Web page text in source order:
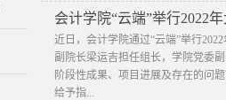
会计学院“云端”举行2022
近日，会计学院通过“云端”举行
副院长梁运吉担任组长，学院党委
阶段性成果、项目进展及存在的问
给予指...